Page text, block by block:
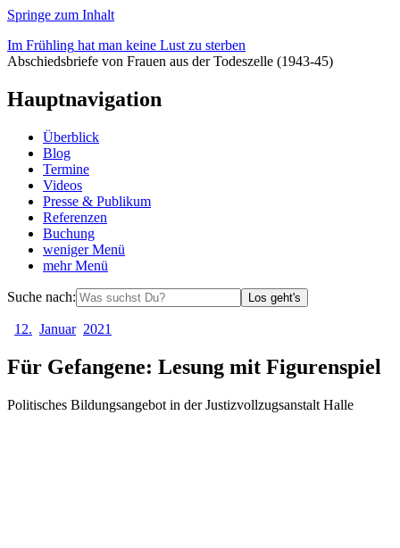
Springe zum Inhalt
Im Frühling hat man keine Lust zu sterben
Abschiedsbriefe von Frauen aus der Todeszelle (1943-45)
Hauptnavigation
Überblick
Blog
Termine
Videos
Presse & Publikum
Referenzen
Buchung
wenigerMenü
mehrMenü
Suche nach: Los geht's
12. Januar 2021
Für Gefangene: Lesung mit Figurenspiel
Politisches Bildungsangebot in der Justizvollzugsanstalt Halle